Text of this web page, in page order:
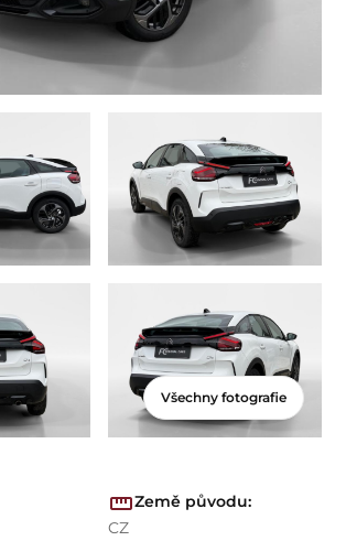
Všechny fotografie
Země původu:
CZ